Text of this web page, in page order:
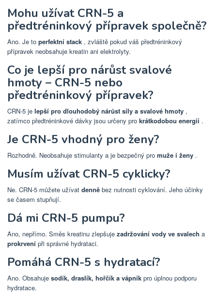
Mohu užívat CRN-5 a
předtréninkový přípravek společně?
Ano. Je to perfektní stack , zvláště pokud váš předtréninkový
přípravek neobsahuje kreatin ani elektrolyty.
Co je lepší pro nárůst svalové
hmoty – CRN-5 nebo
předtréninkový přípravek?
CRN-5 je lepší pro dlouhodobý nárůst síly a svalové hmoty ,
zatímco předtréninkové dávky jsou určeny pro krátkodobou energii .
Je CRN-5 vhodný pro ženy?
Rozhodně. Neobsahuje stimulanty a je bezpečný pro muže i ženy .
Musím užívat CRN-5 cyklicky?
Ne. CRN-5 můžete užívat denně bez nutnosti cyklování. Jeho účinky
se časem stupňují.
Dá mi CRN-5 pumpu?
Ano, nepřímo. Směs kreatinu zlepšuje zadržování vody ve svalech a
prokrvení při správné hydrataci.
Pomáhá CRN-5 s hydratací?
Ano. Obsahuje sodík, draslík, hořčík a vápník pro úplnou podporu
hydratace.